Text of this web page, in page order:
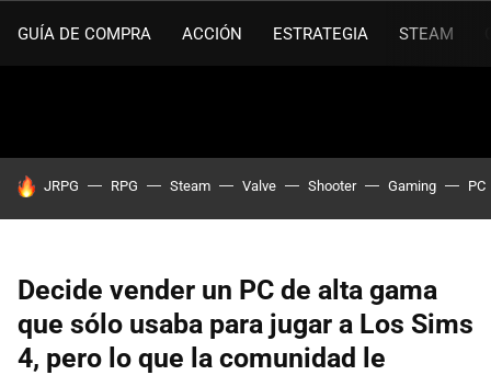
GUÍA DE COMPRA ACCIÓN ESTRATEGIA STEAM
HOY SE HABLA DE
JRPG RPG Steam Valve Shooter Gaming PC
Decide vender un PC de alta gama
que sólo usaba para jugar a Los Sims
4, pero lo que la comunidad le